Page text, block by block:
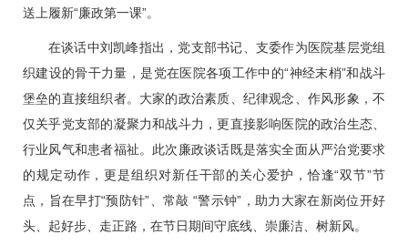
送上履新“廉政第一课”。
在谈话中刘凯峰指出，党支部书记、支委作为医院基层党组
织建设的骨干力量，是党在医院各项工作中的“神经末梢”和战斗
堡垒的直接组织者。大家的政治素质、纪律观念、作风形象，不
仅关乎党支部的凝聚力和战斗力，更直接影响医院的政治生态、
行业风气和患者福祉。此次廉政谈话既是落实全面从严治党要求
的规定动作，更是组织对新任干部的关心爱护，恰逢“双节”节
点，旨在早打“预防针”、常敲 “警示钟”，助力大家在新岗位开好
头、起好步、走正路，在节日期间守底线、崇廉洁、树新风。